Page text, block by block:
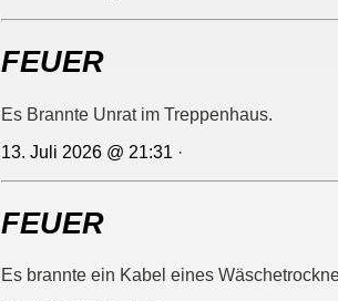
FEUER
Es Brannte Unrat im Treppenhaus.
13. Juli 2026 @ 21:31 ·
FEUER
Es brannte ein Kabel eines